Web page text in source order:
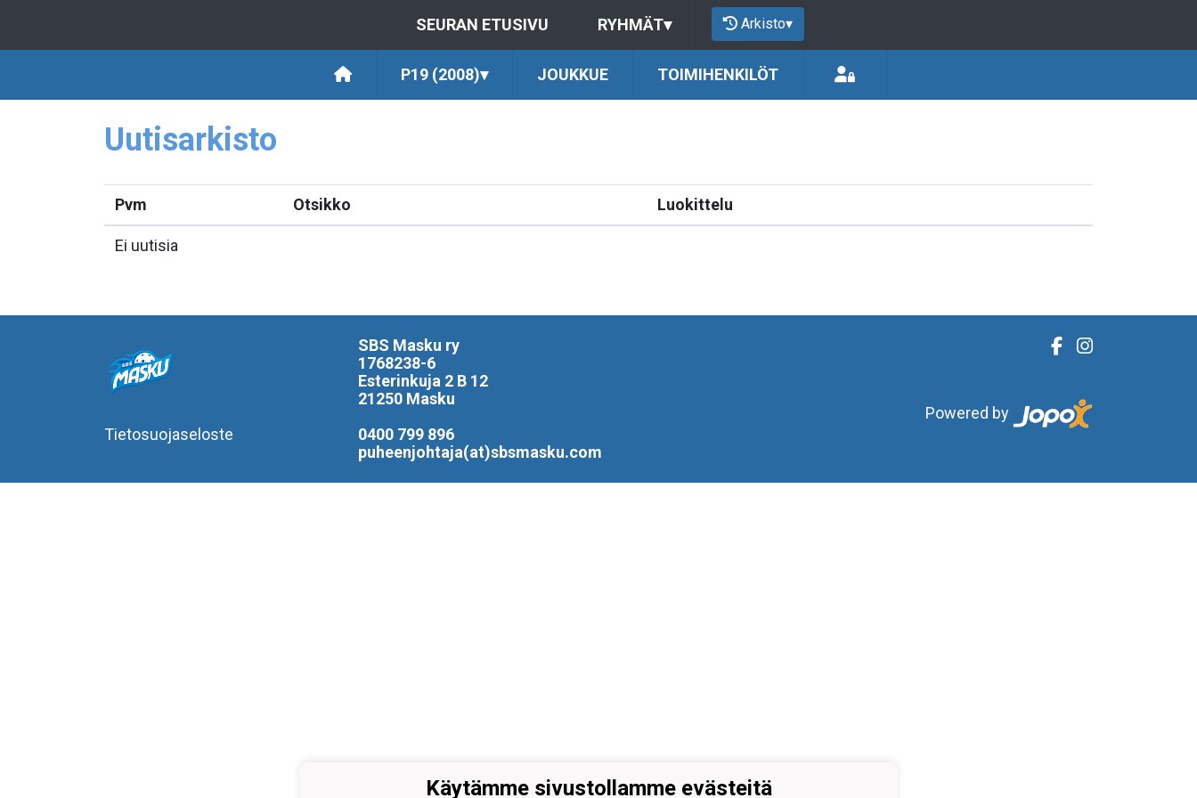
SEURAN ETUSIVU RYHMÄT▾ Arkisto▾
P19 (2008)▾ JOUKKUE TOIMIHENKILÖT
Uutisarkisto
Pvm Otsikko Luokittelu
Ei uutisia
Tietosuojaseloste
SBS Masku ry
1768238-6
Esterinkuja 2 B 12
21250 Masku
0400 799 896
puheenjohtaja(at)sbsmasku.com
Powered by
Käytämme sivustollamme evästeitä